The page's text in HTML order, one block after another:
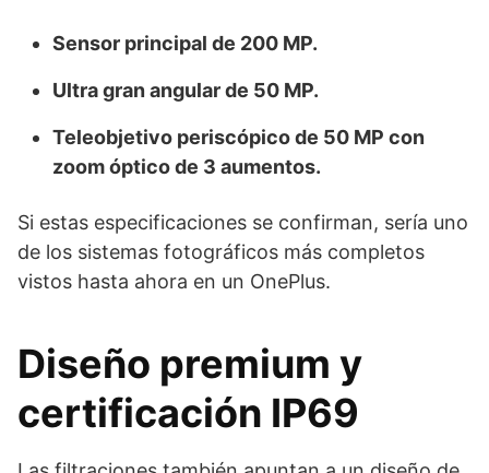
Sensor principal de 200 MP.
Ultra gran angular de 50 MP.
Teleobjetivo periscópico de 50 MP con
zoom óptico de 3 aumentos.
Si estas especificaciones se confirman, sería uno
de los sistemas fotográficos más completos
vistos hasta ahora en un OnePlus.
Diseño premium y
certificación IP69